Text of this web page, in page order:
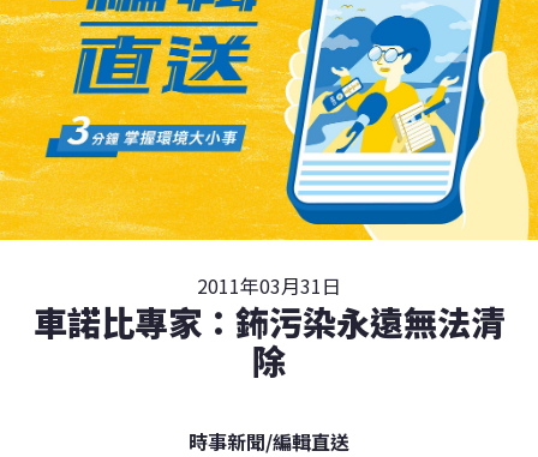
2011年03月31日
車諾比專家：鈽污染永遠無法清
除
時事新聞/編輯直送